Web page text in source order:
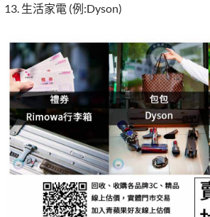
生活家電 (例:Dyson)